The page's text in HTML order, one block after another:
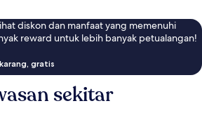
diskon dan manfaat yang memenuhi
reward untuk lebih banyak petualangan!
gratis
sekitar